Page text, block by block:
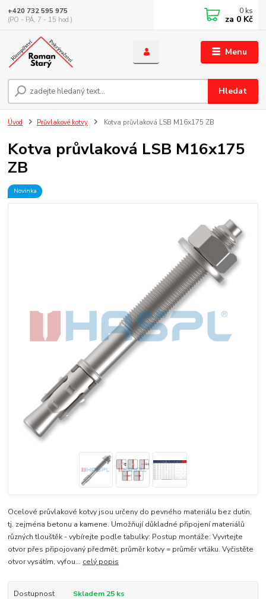
Menu
Hledat
+420 732 595 975
(PO - PÁ, 7 - 15 hod.)
0 ks
za 0 Kč
Úvod Průvlakové kotvy Kotva průvlaková LSB M16x175 ZB
Kotva průvlaková LSB M16x175
ZB
Novinka
Ocelové průvlakové kotvy jsou určeny do pevného materiálu bez dutin,
tj. zejména betonu a kamene. Umožňují důkladné připojení materiálů
různých tlouštěk - vybírejte podle tabulky: Postup montáže: Vyvrtejte
otvor přes připojovaný předmět, průměr kotvy = průměr vrtáku. Vyčistěte
otvor vysátím, vyfou... celý popis
Dostupnost Skladem 25 ks